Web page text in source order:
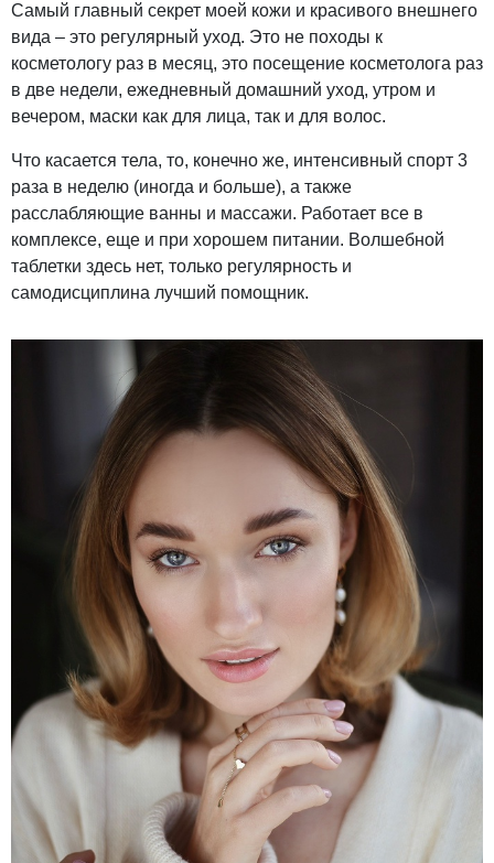
Самый главный секрет моей кожи и красивого внешнего
вида – это регулярный уход. Это не походы к
косметологу раз в месяц, это посещение косметолога раз
в две недели, ежедневный домашний уход, утром и
вечером, маски как для лица, так и для волос.
Что касается тела, то, конечно же, интенсивный спорт 3
раза в неделю (иногда и больше), а также
расслабляющие ванны и массажи. Работает все в
комплексе, еще и при хорошем питании. Волшебной
таблетки здесь нет, только регулярность и
самодисциплина лучший помощник.